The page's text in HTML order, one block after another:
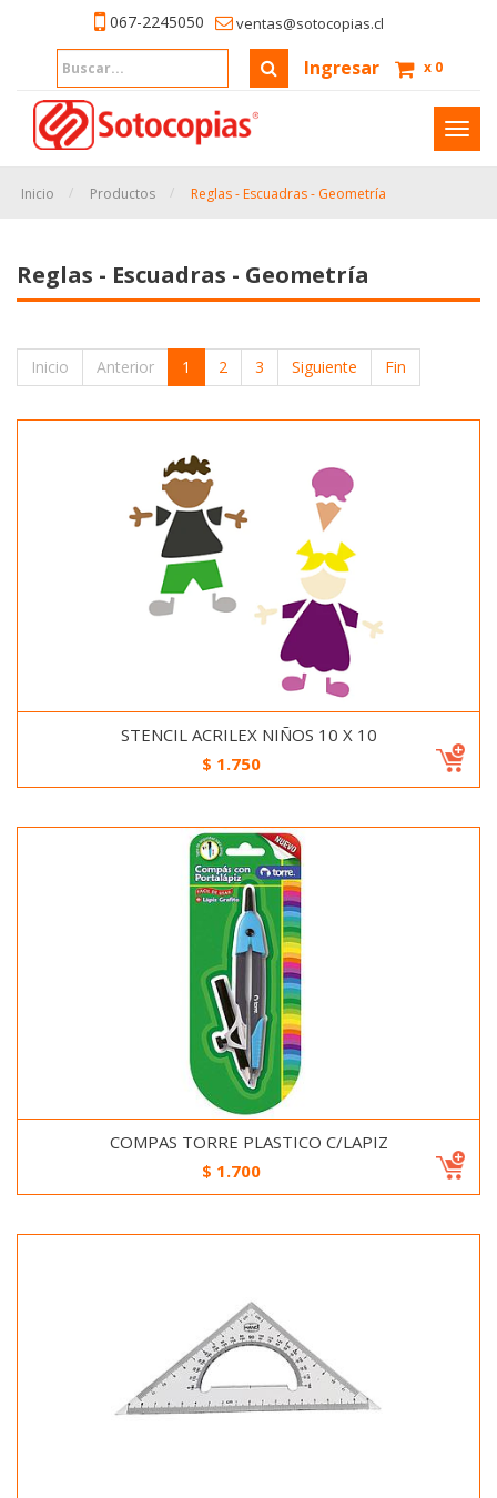
067-2245050 ventas@sotocopias.cl
Ingresar x 0
Inicio Productos Reglas - Escuadras - Geometría
Reglas - Escuadras - Geometría
Inicio Anterior 1 2 3 Siguiente Fin
STENCIL ACRILEX NIÑOS 10 X 10
$ 1.750
COMPAS TORRE PLASTICO C/LAPIZ
$ 1.700